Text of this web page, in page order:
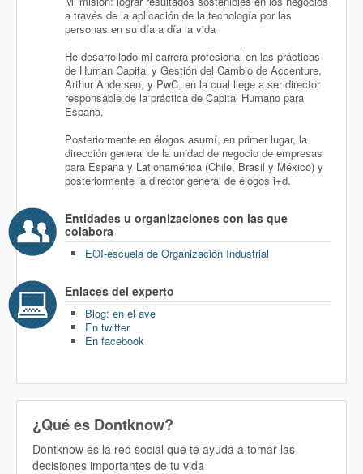
a través de la aplicación de la tecnología por las
personas en su día a día la vida
He desarrollado mi carrera profesional en las prácticas
de Human Capital y Gestión del Cambio de Accenture,
Arthur Andersen, y PwC, en la cual llege a ser director
responsable de la práctica de Capital Humano para
España.
Posteriormente en élogos asumí, en primer lugar, la
dirección general de la unidad de negocio de empresas
para España y Lationamérica (Chile, Brasil y México) y
posteriormente la director general de élogos i+d.
Entidades u organizaciones con las que
colabora
EOI-escuela de Organización Industrial
Enlaces del experto
Blog: en el ave
En twitter
En facebook
¿Qué es Dontknow?
Dontknow es la red social que te ayuda a tomar las
decisiones importantes de tu vida